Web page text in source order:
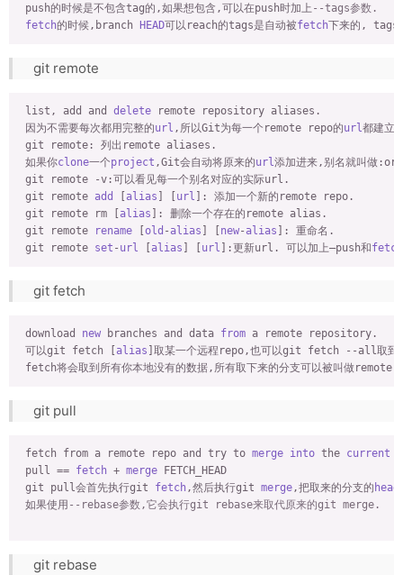
push的时候是不包含tag的,如果想包含,可以在push时加上 --tags参数.
fetch的时候,branch HEAD可以reach的tags是自动被fetch下来的,
git remote
list, add and delete remote repository aliases.
因为不需要每次都用完整的url ,所以Git为每一个remote repo的url都建立
git remote: 列出remote aliases.
如果你clone一个project ,Git会自动将原来的url添加进来,别名就叫做
git remote -v:可以看见每一个别名对应的实际url.
git remote add alias url ]: 添加一个新的remote repo.
git remote rm [ alias ]: 删除一个存在的remote alias.
git remote
rename old - alias new- alias ]: 重命名.
git remote set - url alias url ]:更新url. 可以加上—push和fetch
git fetch
download new branches and data from a remote repository.
可以git fetch [ alias ]取某一个远程repo,也可以git fetch --all取到
git pull
fetch from a remote repo and try to merge into the current
pull == fetch + merge FETCH_HEAD
git pull会首先执行git fetch,然后执行git merge,把取来的分支的 head
如果使用 --rebase参数,它会执行git rebase来取代原来的git merge.
git rebase